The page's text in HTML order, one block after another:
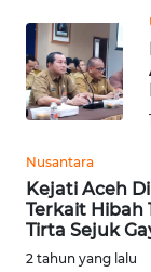
Nusantara
Kejati Aceh
Terkait Hibah
Tirta Sejuk
2 tahun yang lalu
KALTIM
WN
SULSEL
WN
GORONTALO
WN
SULUT